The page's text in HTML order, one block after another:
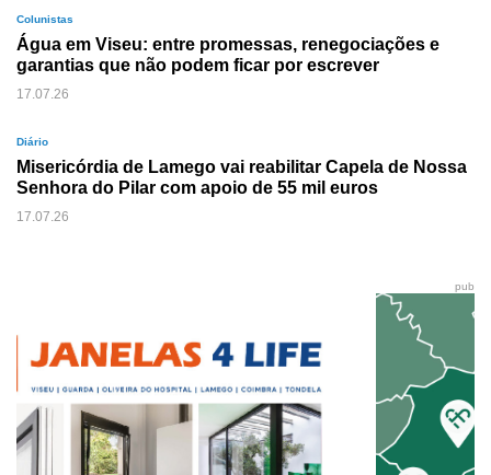
Colunistas
Água em Viseu: entre promessas, renegociações e
garantias que não podem ficar por escrever
17.07.26
Diário
Misericórdia de Lamego vai reabilitar Capela de Nossa
Senhora do Pilar com apoio de 55 mil euros
17.07.26
pub